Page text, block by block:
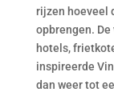
rijzen hoeveel
opbrengen. De
hotels,
inspireerde
dan weer tot